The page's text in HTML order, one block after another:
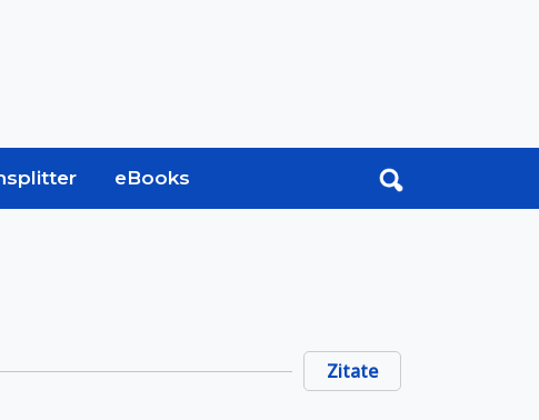
eBooks
Zitate